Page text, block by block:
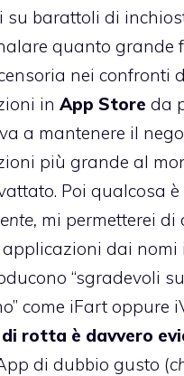
su barattoli di
quanto grande
nei confronti
in App Store da
a mantenere il
più grande al
Poi qualcosa è
mi permetterei di
dai nomi
“sgradevoli
come iFart oppure
rotta è davvero
di dubbio gusto (